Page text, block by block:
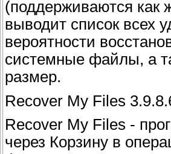
(поддерживаются как
выводит список всех
вероятности
системные файлы, а
размер.
Recover My Files
Recover My Files -
через Корзину в